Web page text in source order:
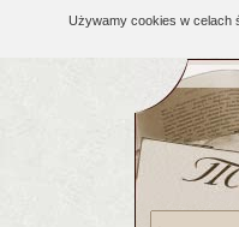
Używamy cookies w celach